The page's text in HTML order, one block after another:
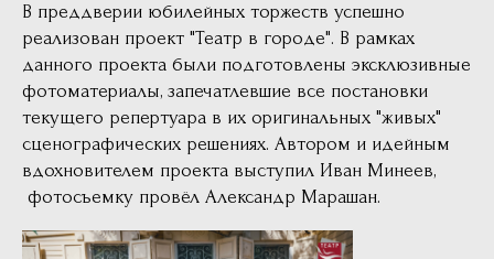
В преддверии юбилейных торжеств успешно
реализован проект "Театр в городе". В рамках
данного проекта были подготовлены эксклюзивные
фотоматериалы, запечатлевшие все постановки
текущего репертуара в их оригинальных "живых"
сценографических решениях. Автором и идейным
вдохновителем проекта выступил Иван Минеев,
фотосъемку провёл Александр Марашан.